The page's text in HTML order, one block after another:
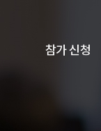
참가 신청